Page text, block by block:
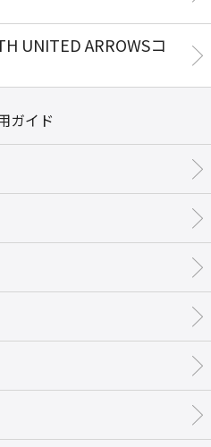
UNITED ARROWSコ
ガイド